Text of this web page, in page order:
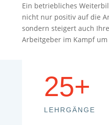
Ein betriebliches
nicht nur positiv auf die
sondern steigert auch
Arbeitgeber im Kampf
25+
LEHRGÄNGE